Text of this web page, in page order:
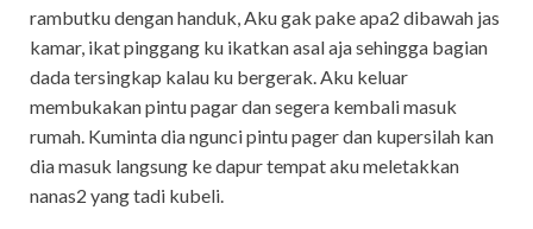
rambutku dengan handuk, Aku gak pake apa2 dibawah jas
kamar, ikat pinggang ku ikatkan asal aja sehingga bagian
dada tersingkap kalau ku bergerak. Aku keluar
membukakan pintu pagar dan segera kembali masuk
rumah. Kuminta dia ngunci pintu pager dan kupersilah kan
dia masuk langsung ke dapur tempat aku meletakkan
nanas2 yang tadi kubeli.